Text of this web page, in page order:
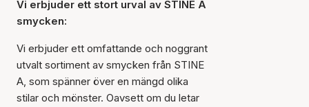
Vi erbjuder ett stort urval av STINE A
smycken:
Vi erbjuder ett omfattande och noggrant
utvalt sortiment av smycken från STINE
A, som spänner över en mängd olika
stilar och mönster. Oavsett om du letar